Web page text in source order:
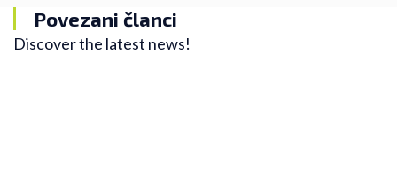
Povezani članci
Discover the latest news!